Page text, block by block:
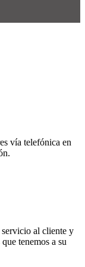
vía telefónica en
servicio al cliente y
tenemos a su